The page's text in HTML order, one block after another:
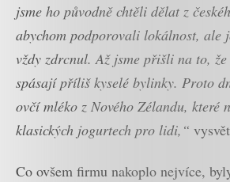
jsme ho původně chtěli dělat z
abychom podporovali lokálnost, ale
vždy zdrcnul. Až jsme přišli na to,
spásají příliš kyselé bylinky. Proto
ovčí mléko z Nového Zélandu, které
klasických jogurtech pro lidi,“
Co ovšem firmu nakoplo nejvíce,